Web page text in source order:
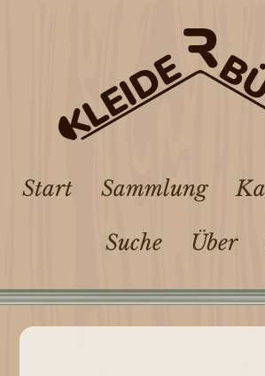
Start Sammlung
Suche Über